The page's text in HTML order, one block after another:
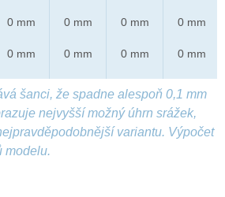
0 mm
0 mm
0 mm
0 mm
0 mm
0 mm
0 mm
0 mm
šanci, že spadne alespoň 0,1 mm
nejvyšší možný úhrn srážek,
variantu. Výpočet
modelu.